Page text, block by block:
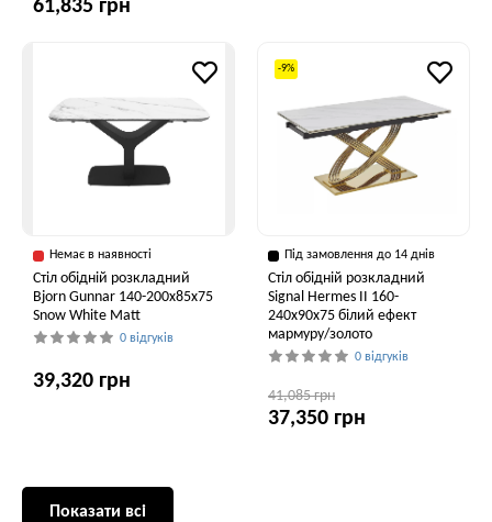
61,835 грн
Немає в наявності
Стіл обідній розкладний
Bjorn Gunnar 140-200х85х75
Snow White Matt
0 відгуків
39,320 грн
-9%
Під замовлення до 14 днів
Стіл обідній розкладний
Signal Hermes II 160-
240x90x75 білий ефект
мармуру/золото
0 відгуків
41,085 грн
37,350 грн
Показати всі